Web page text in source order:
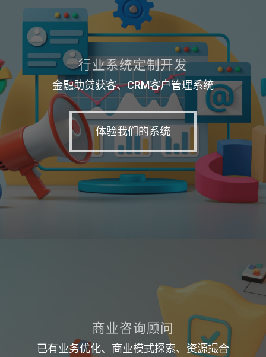
行业系统定制开发
金融助贷获客、CRM客户管理系统
体验我们的系统
商业咨询顾问
已有业务优化、商业模式探索、资源撮合